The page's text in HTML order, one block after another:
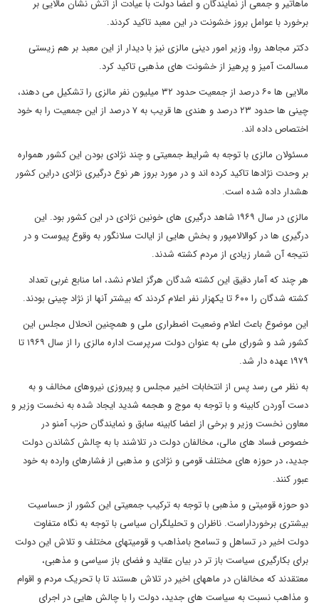
ماهاتیر و جمعی از نمایندگان و اعضا دولت با عیادت از آتش نشان مالایی بر
برخورد با عوامل بروز خشونت در این معبد تاکید کردند.
دکتر مجاهد روا، وزیر امور دینی مالزی نیز با دیدار از این معبد بر هم زیستی
مسالمت آمیز و پرهیز از خشونت های مذهبی تاکید کرد.
مالایی ها ۶۰ درصد از جمعیت حدود ۳۲ میلیون نفر مالزی را تشکیل می دهند،
چینی ها حدود ۲۳ درصد و هندی ها قریب به ۷ درصد از این جمعیت را به خود
اختصاص داده اند.
مسئولان مالزی با توجه به شرایط جمعیتی و چند نژادی بودن این کشور همواره
بر وحدت نژادها تاکید کرده اند و در مورد بروز هر نوع درگیری نژادی دراین کشور
هشدار داده شده است.
مالزی در سال ۱۹۶۹ شاهد درگیری های خونین نژادی در این کشور بود. این
درگیری ها در کوالالامپور و بخش هایی از ایالت سلانگور به وقوع پیوست و در
نتیجه آن شمار زیادی از مردم کشته شدند.
هر چند که آمار دقیق این کشته شدگان هرگز اعلام نشد، اما منابع غربی تعداد
کشته شدگان را ۶۰۰ تا یکهزار نفر اعلام کردند که بیشتر آنها از نژاد چینی بودند.
این موضوع باعث اعلام وضعیت اضطراری ملی و همچنین انحلال مجلس این
کشور شد و شورای ملی به عنوان دولت سرپرست اداره مالزی را از سال ۱۹۶۹ تا
۱۹۷۹ عهده دار شد.
به نظر می رسد پس از انتخابات اخیر مجلس و پیروزی نیروهای مخالف و به
دست آوردن کابینه و با توجه به موج و هجمه شدید ایجاد شده به نخست وزیر و
معاون نخست وزیر و برخی از اعضا کابینه سابق و نمایندگان حزب آمنو در
خصوص فساد های مالی، مخالفان دولت در تلاشند با به چالش کشاندن دولت
جدید، در حوزه های مختلف قومی و نژادی و مذهبی از فشارهای وارده به خود
عبور کنند.
دو حوزه قومیتی و مذهبی با توجه به ترکیب جمعیتی این کشور از حساسیت
بیشتری برخورداراست. ناظران و تحلیلگران سیاسی با توجه به نگاه متفاوت
دولت اخیر در تساهل و تسامح بامذاهب و قومیتهای مختلف و تلاش این دولت
برای بکارگیری سیاست باز تر در بیان عقاید و فضای باز سیاسی و مذهبی،
معتقدند که مخالفان در ماههای اخیر در تلاش هستند تا با تحریک مردم و اقوام
و مذاهب نسبت به سیاست های جدید، دولت را با چالش هایی در اجرای